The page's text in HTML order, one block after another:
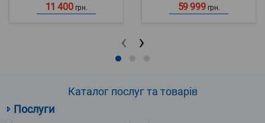
11 400 грн. 59 999 грн.
‹ ›
Каталог послуг та товарів
Послуги